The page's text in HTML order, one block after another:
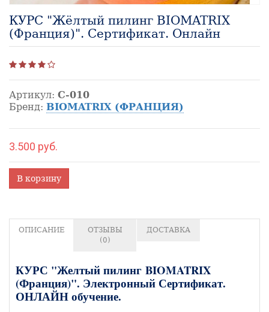
КУРС "Жёлтый пилинг BIOMATRIX
(Франция)". Сертификат. Онлайн
Артикул: С-010
Бренд: BIOMATRIX (ФРАНЦИЯ)
3.500 руб.
В корзину
ОПИСАНИЕ
ОТЗЫВЫ
(0)
ДОСТАВКА
КУРС "Желтый пилинг BIOMATRIX
(Франция)". Электронный Сертификат.
ОНЛАЙН обучение.